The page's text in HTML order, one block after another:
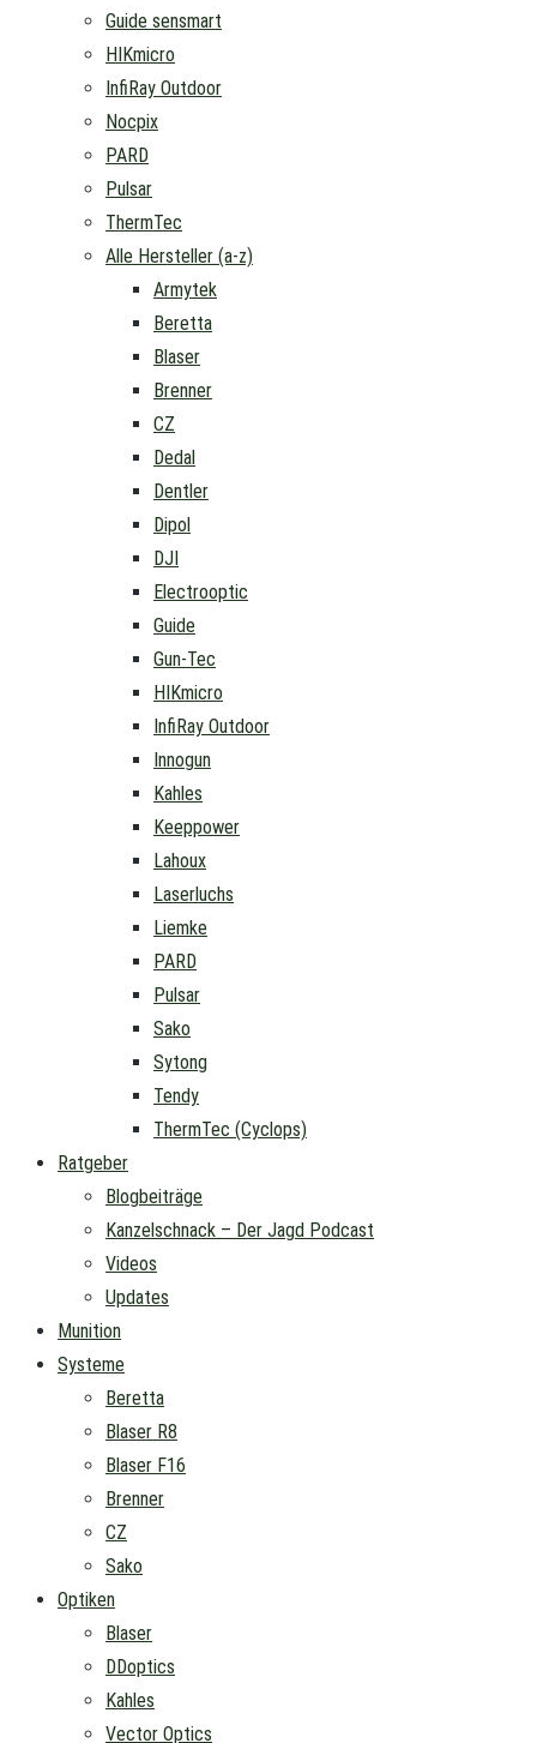
Guide sensmart
HIKmicro
InfiRay Outdoor
Nocpix
PARD
Pulsar
ThermTec
Alle Hersteller (a-z)
Armytek
Beretta
Blaser
Brenner
CZ
Dedal
Dentler
Dipol
DJI
Electrooptic
Guide
Gun-Tec
HIKmicro
InfiRay Outdoor
Innogun
Kahles
Keeppower
Lahoux
Laserluchs
Liemke
PARD
Pulsar
Sako
Sytong
Tendy
ThermTec (Cyclops)
Ratgeber
Blogbeiträge
Kanzelschnack – Der Jagd Podcast
Videos
Updates
Munition
Systeme
Beretta
Blaser R8
Blaser F16
Brenner
CZ
Sako
Optiken
Blaser
DDoptics
Kahles
Vector Optics